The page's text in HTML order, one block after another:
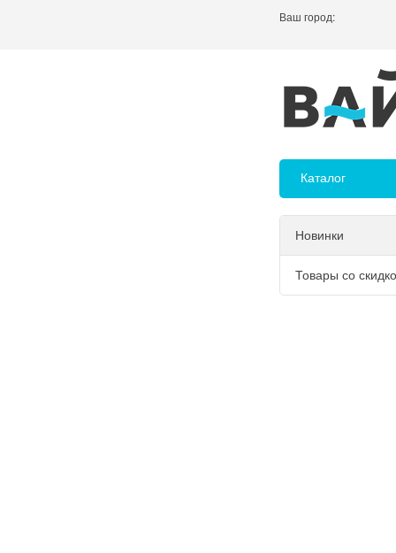
Ваш город:
Каталог
Новинки
Товары со